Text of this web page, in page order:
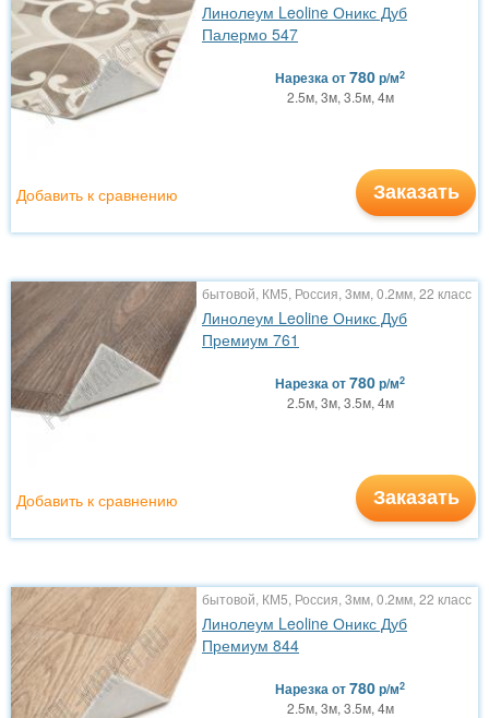
Линолеум Leoline Оникс Дуб
Палермо 547
Нарезкаот780р/м2
2.5м, 3м, 3.5м, 4м
Заказать
Добавить к сравнению
бытовой, КМ5, Россия, 3мм, 0.2мм, 22 класс
Линолеум Leoline Оникс Дуб
Премиум 761
Нарезкаот780р/м2
2.5м, 3м, 3.5м, 4м
Заказать
Добавить к сравнению
бытовой, КМ5, Россия, 3мм, 0.2мм, 22 класс
Линолеум Leoline Оникс Дуб
Премиум 844
Нарезкаот780р/м2
2.5м, 3м, 3.5м, 4м